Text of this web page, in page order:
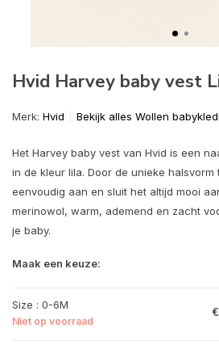
Hvid Harvey baby vest
Merk: Hvid Bekijk alles Wollen
Het Harvey baby vest van Hvid is een
in de kleur lila. Door de unieke halsvorm
eenvoudig aan en sluit het altijd mooi
merinowol, warm, ademend en zacht
je baby.
Maak een keuze:
Size : 0-6M
Niet op voorraad